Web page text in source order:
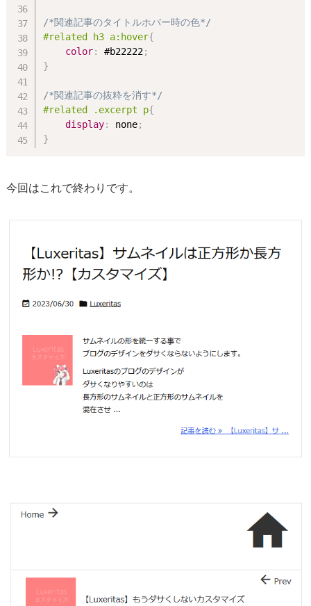
/*関連記事のタイトルホバー時の色*/
#related h3 a:hover{
color: #b22222;
}
/*関連記事の抜粋を消す*/
#related .excerpt p{
display: none;
}
今回はこれで終わりです。